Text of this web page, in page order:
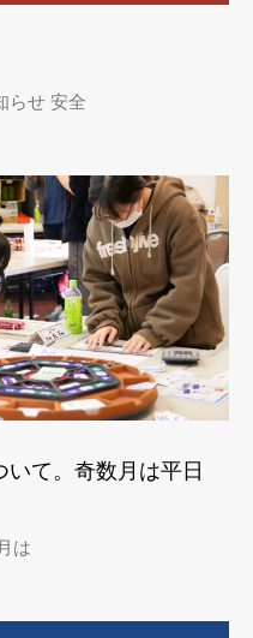
らせ 安全
て。奇数月は平日
は